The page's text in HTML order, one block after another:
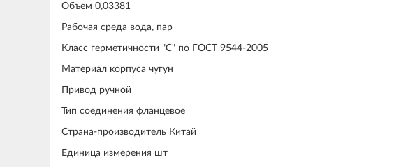
Объем 0,03381
Рабочая среда вода, пар
Класс герметичности "С" по ГОСТ 9544-2005
Материал корпуса чугун
Привод ручной
Тип соединения фланцевое
Страна-производитель Китай
Единица измерения шт